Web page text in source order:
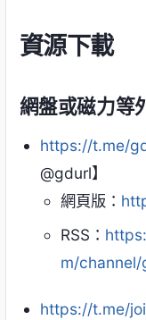
資源下載
網盤或磁力等
https://t.me/
@gdurl】
網頁版：
RSS：
m/
https://t.me/